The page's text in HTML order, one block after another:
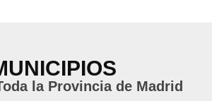
la Provincia de Madrid